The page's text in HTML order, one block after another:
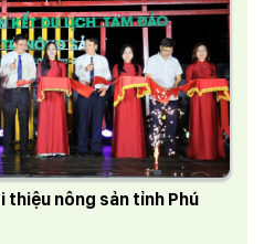
thiệu nông sản tỉnh Phú